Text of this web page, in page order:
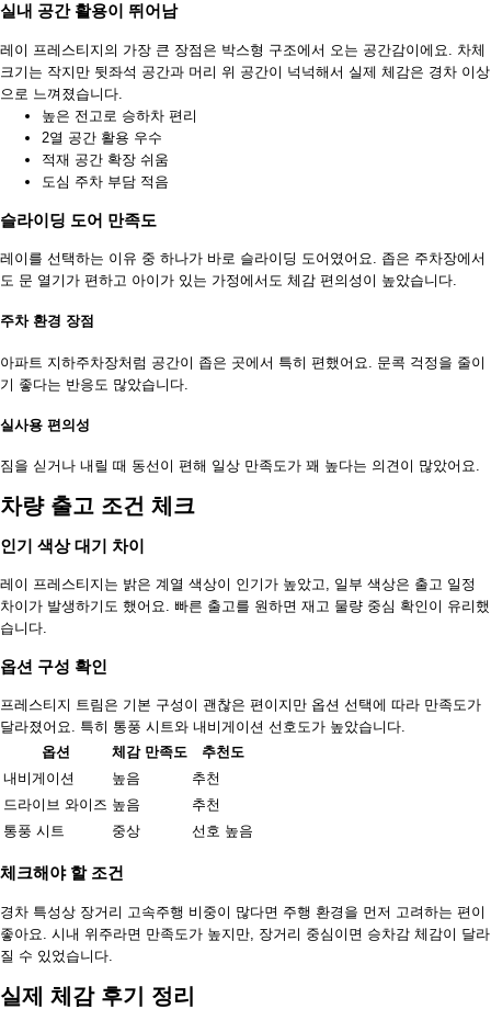
실내 공간 활용이 뛰어남
레이 프레스티지의 가장 큰 장점은 박스형 구조에서 오는 공간감이에요. 차체
크기는 작지만 뒷좌석 공간과 머리 위 공간이 넉넉해서 실제 체감은 경차 이상
으로 느껴졌습니다.
높은 전고로 승하차 편리
2열 공간 활용 우수
적재 공간 확장 쉬움
도심 주차 부담 적음
슬라이딩 도어 만족도
레이를 선택하는 이유 중 하나가 바로 슬라이딩 도어였어요. 좁은 주차장에서
도 문 열기가 편하고 아이가 있는 가정에서도 체감 편의성이 높았습니다.
주차 환경 장점
아파트 지하주차장처럼 공간이 좁은 곳에서 특히 편했어요. 문콕 걱정을 줄이
기 좋다는 반응도 많았습니다.
실사용 편의성
짐을 싣거나 내릴 때 동선이 편해 일상 만족도가 꽤 높다는 의견이 많았어요.
차량 출고 조건 체크
인기 색상 대기 차이
레이 프레스티지는 밝은 계열 색상이 인기가 높았고, 일부 색상은 출고 일정
차이가 발생하기도 했어요. 빠른 출고를 원하면 재고 물량 중심 확인이 유리했
습니다.
옵션 구성 확인
프레스티지 트림은 기본 구성이 괜찮은 편이지만 옵션 선택에 따라 만족도가
달라졌어요. 특히 통풍 시트와 내비게이션 선호도가 높았습니다.
옵션
체감 만족도
추천도
내비게이션
높음
추천
드라이브 와이즈 높음
추천
통풍 시트
중상 선호 높음
체크해야 할 조건
경차 특성상 장거리 고속주행 비중이 많다면 주행 환경을 먼저 고려하는 편이
좋아요. 시내 위주라면 만족도가 높지만, 장거리 중심이면 승차감 체감이 달라
질 수 있었습니다.
실제 체감 후기 정리